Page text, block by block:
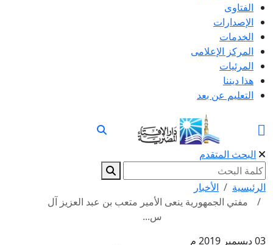
الفتاوى
الإصدارات
الخدمات
المركز الإعلامى
المرئيات
هذا ديننا
التعليم عن بعد
البحث المتقدم
الرئيسية
الأخبار
مفتي الجمهورية ينعى الأمير متعب بن عبد العزيز آل
س...
03 ديسمبر 2019 م